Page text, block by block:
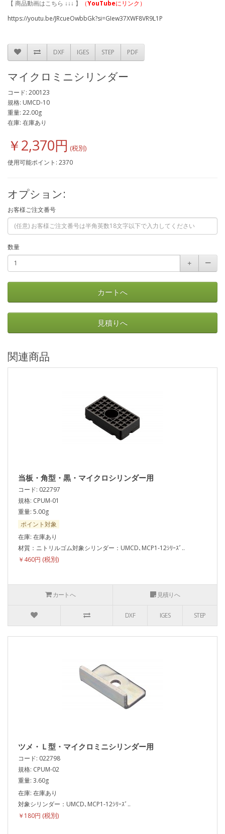
【 商品動画はこちら ↓↓↓ 】 （YouTubeにリンク）
https://youtu.be/JRcueOwbbGk?si=GIew37XWF8VR9L1P
DXF IGES STEP PDF
マイクロミニシリンダー
コード: 200123
規格: UMCD-10
重量: 22.00g
在庫: 在庫あり
￥2,370円
使用可能ポイント: 2370
オプション:
お客様ご注文番号
数量
＋
ー
カートへ
見積りへ
関連商品
当板・角型・黒・マイクロシリンダー用
コード: 022797
規格: CPUM-01
重量: 5.00g
ポイント対象
在庫: 在庫あり
材質：ニトリルゴム対象シリンダー：UMCD､MCP1-12ｼﾘｰｽﾞ..
￥460円
カートへ 見積りへ
DXF IGES STEP
ツメ・Ｌ型・マイクロミニシリンダー用
コード: 022798
規格: CPUM-02
重量: 3.60g
在庫: 在庫あり
対象シリンダー：UMCD､MCP1-12ｼﾘｰｽﾞ..
￥180円